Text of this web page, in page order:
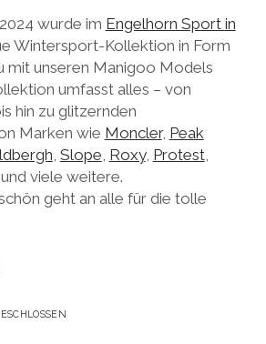
wurde im Engelhorn Sport in
Wintersport-Kollektion in Form
mit unseren Manigoo Models
umfasst alles – von
hin zu glitzernden
Marken wie Moncler, Peak
, Slope, Roxy, Protest,
viele weitere.
geht an alle für die tolle